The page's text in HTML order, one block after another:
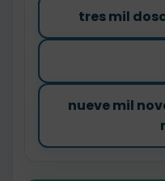
tres mil
nueve mil